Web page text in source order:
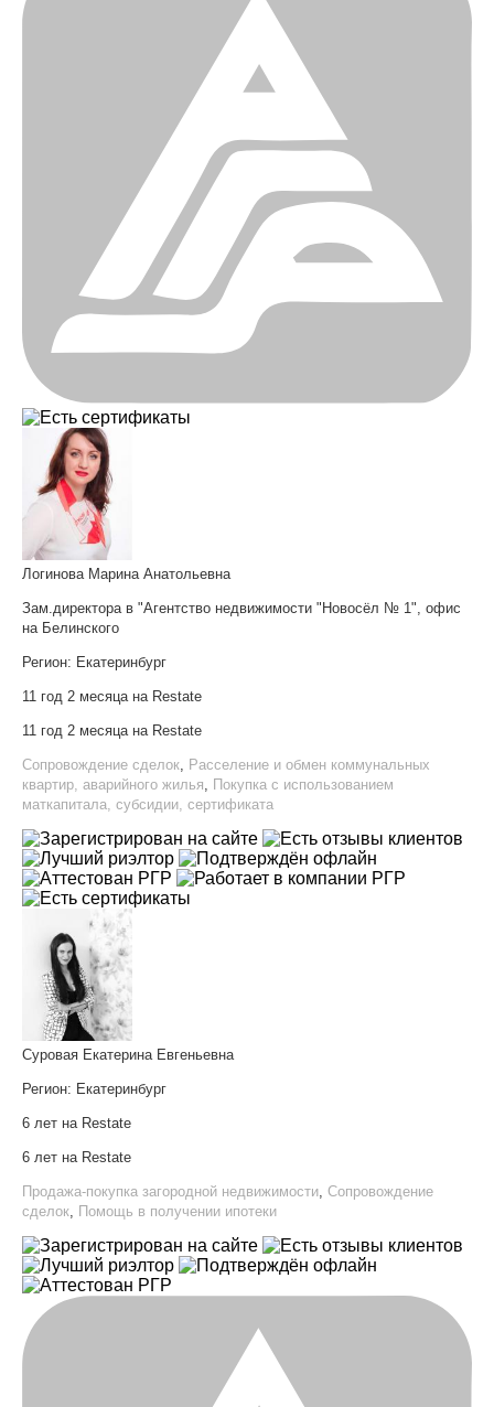
Логинова Марина Анатольевна
Зам.директора в "Агентство недвижимости "Новосёл № 1", офис
на Белинского
Регион: Екатеринбург
11 год 2 месяца на Restate
11 год 2 месяца на Restate
Сопровождение сделок, Расселение и обмен коммунальных
квартир, аварийного жилья, Покупка с использованием
маткапитала, субсидии, сертификата
Суровая Екатерина Евгеньевна
Регион: Екатеринбург
6 лет на Restate
6 лет на Restate
Продажа-покупка загородной недвижимости, Сопровождение
сделок, Помощь в получении ипотеки